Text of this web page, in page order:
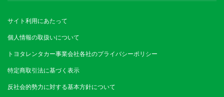
サイト利用にあたって
個人情報の取扱いについて
トヨタレンタカー事業会社各社のプライバシーポリシー
特定商取引法に基づく表示
反社会的勢力に対する基本方針について